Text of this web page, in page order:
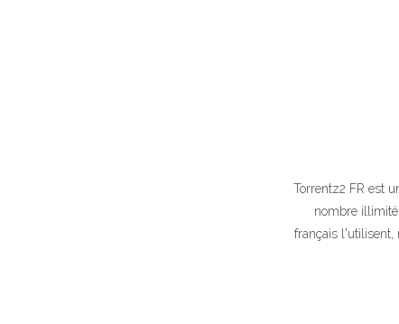
Torrentz2 FR est
nombre
français l'utilisent,